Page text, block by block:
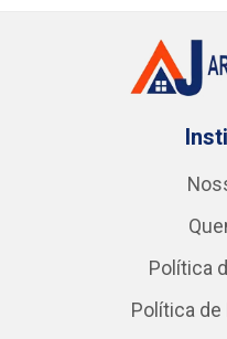
Política
Política de